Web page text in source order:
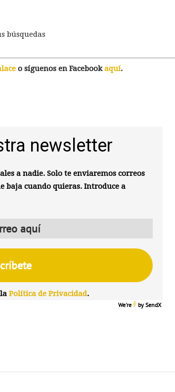
búsquedas
o síguenos en Facebookaquí.
newsletter
a nadie. Solo te enviaremos correos
baja cuando quieras. Introduce a
Política de Privacidad.
We're bySendX